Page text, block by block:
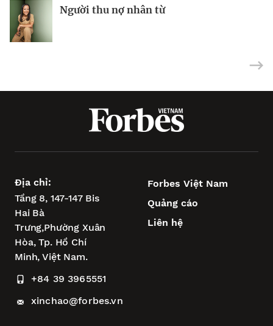
Người thu nợ nhân từ
Tỉ phú Les Wexner kiếm được 800 triệu
Kỳ lân AI Baichuan huy động thành
Địa chỉ:
Tầng 8, 147-147 Bis
Hai Bà
Trưng,Phường Xuân
Hòa,Tp. Hồ Chí
Minh, Việt Nam.
+84 39 3965551
xinchao@forbes.vn
Forbes Việt Nam
Quảng cáo
Liên hệ